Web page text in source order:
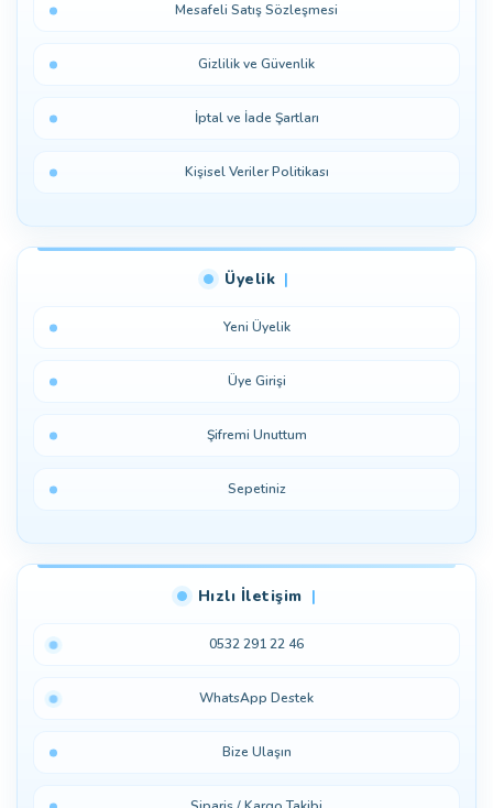
Mesafeli Satış Sözleşmesi
Gizlilik ve Güvenlik
İptal ve İade Şartları
Kişisel Veriler Politikası
Üyelik
Yeni Üyelik
Üye Girişi
Şifremi Unuttum
Sepetiniz
Hızlı İletişim
0532 291 22 46
WhatsApp Destek
Bize Ulaşın